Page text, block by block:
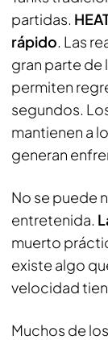
partidas.
rápido. Las
gran parte de
permiten
segundos.
mantienen a
generan
No se puede
entretenida.
muerto
existe algo
velocidad
Muchos de